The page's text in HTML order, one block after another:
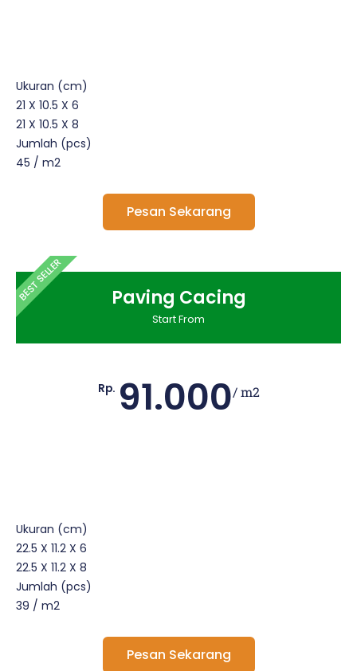
Ukuran (cm)
21 X 10.5 X 6
21 X 10.5 X 8
Jumlah (pcs)
45 / m2
Pesan Sekarang
BEST SELLER Paving Cacing
Start From
Rp. 91.000/ m2
Ukuran (cm)
22.5 X 11.2 X 6
22.5 X 11.2 X 8
Jumlah (pcs)
39 / m2
Pesan Sekarang